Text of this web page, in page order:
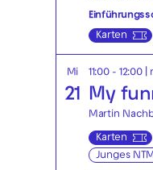
Karten
Mi
21
11:00 - 12:00
My
Martin
Karten
Junges